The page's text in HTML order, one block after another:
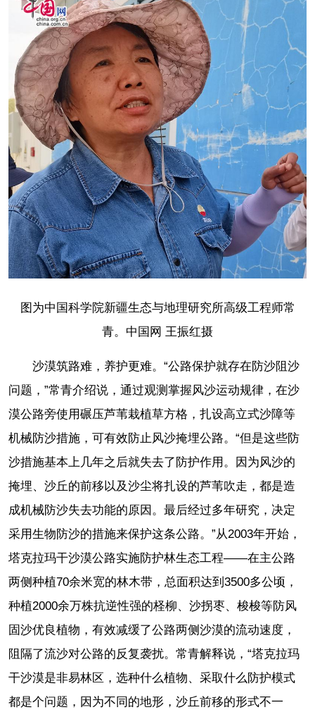
图为中国科学院新疆生态与地理研究所高级工程师常
青。中国网 王振红摄
沙漠筑路难，养护更难。“公路保护就存在防沙阻沙
问题，”常青介绍说，通过观测掌握风沙运动规律，在沙
漠公路旁使用碾压芦苇栽植草方格，扎设高立式沙障等
机械防沙措施，可有效防止风沙掩埋公路。“但是这些防
沙措施基本上几年之后就失去了防护作用。因为风沙的
掩埋、沙丘的前移以及沙尘将扎设的芦苇吹走，都是造
成机械防沙失去功能的原因。最后经过多年研究，决定
采用生物防沙的措施来保护这条公路。”从2003年开始，
塔克拉玛干沙漠公路实施防护林生态工程——在主公路
两侧种植70余米宽的林木带，总面积达到3500多公顷，
种植2000余万株抗逆性强的柽柳、沙拐枣、梭梭等防风
固沙优良植物，有效减缓了公路两侧沙漠的流动速度，
阻隔了流沙对公路的反复袭扰。常青解释说，“塔克拉玛
干沙漠是非易林区，选种什么植物、采取什么防护模式
都是个问题，因为不同的地形，沙丘前移的形式不一